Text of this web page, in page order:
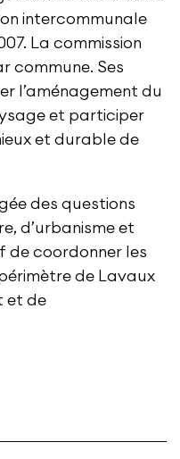
intercommunale
La commission
commune. Ses
l’aménagement du
et participer
et durable de
des questions
d’urbanisme et
de coordonner les
de Lavaux
et de